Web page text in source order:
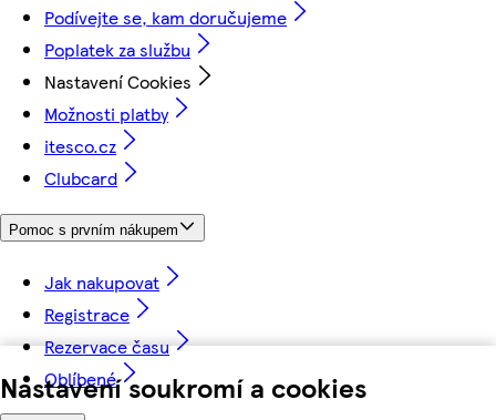
Nastavení soukromí a cookies
Podívejte se, kam doručujeme
Poplatek za službu
Nastavení Cookies
Možnosti platby
itesco.cz
Clubcard
Pomoc s prvním nákupem
Jak nakupovat
Registrace
Rezervace času
Oblíbené